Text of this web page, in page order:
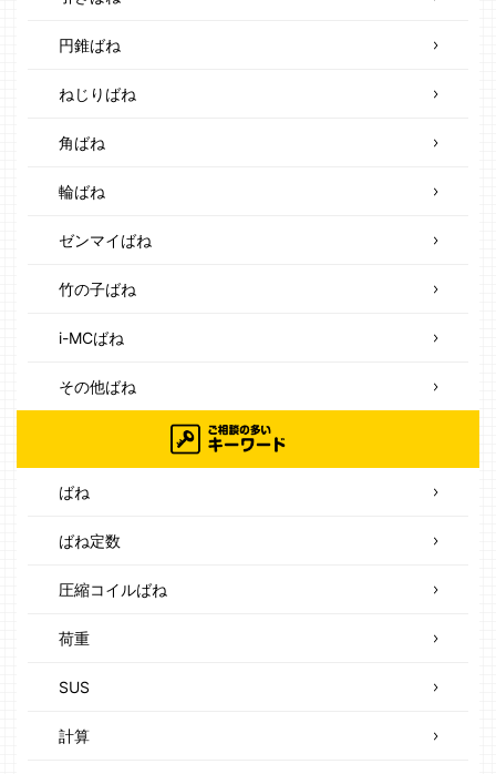
円錐ばね
ねじりばね
角ばね
輪ばね
ゼンマイばね
竹の子ばね
i-MCばね
その他ばね
ばね
ばね定数
圧縮コイルばね
荷重
SUS
計算